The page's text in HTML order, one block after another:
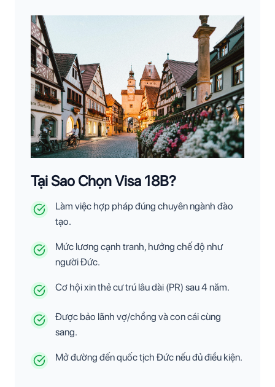
Tại Sao Chọn Visa 18B?
Làm việc hợp pháp đúng chuyên ngành đào
tạo.
Mức lương cạnh tranh, hưởng chế độ như
người Đức.
Cơ hội xin thẻ cư trú lâu dài (PR) sau 4 năm.
Được bảo lãnh vợ/chồng và con cái cùng
sang.
Mở đường đến quốc tịch Đức nếu đủ điều kiện.